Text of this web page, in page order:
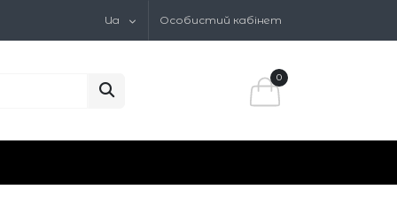
Ua Особистий кабінет
0